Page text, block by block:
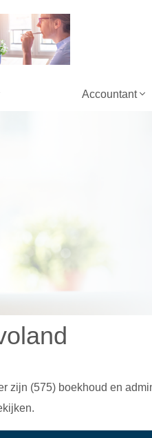
Accountant
zijn (575) boekhoud en